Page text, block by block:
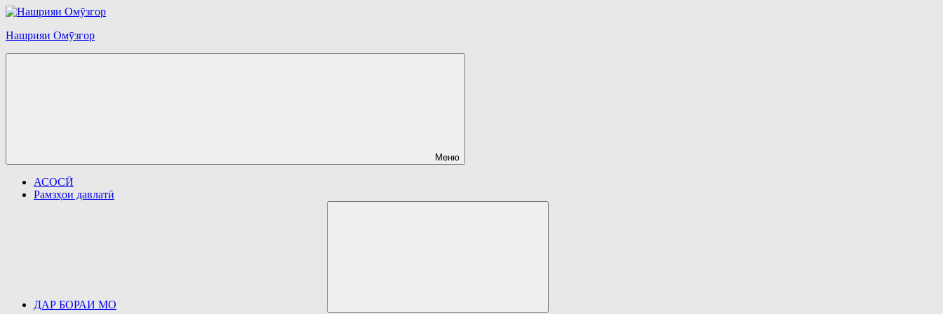
Перейти
содержимому
Нашрияи Омӯзгор
Меню
АСОСӢ
Рамзҳои давлатӣ
ДАР БОРАИ МО